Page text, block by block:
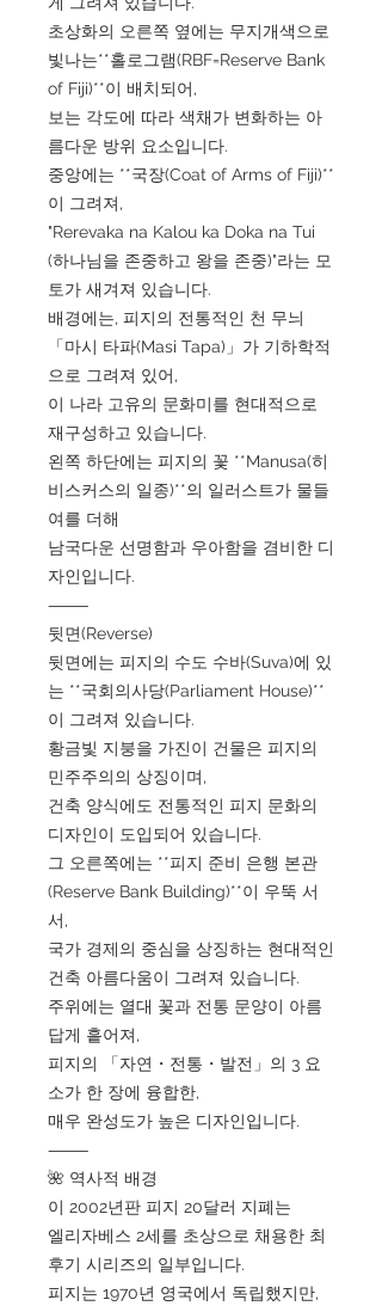
초상화의 오른쪽 옆에는 무지개색으로
빛나는**홀로그램(RBF=Reserve Bank
of Fiji)**이 배치되어,
보는 각도에 따라 색채가 변화하는 아
름다운 방위 요소입니다.
중앙에는 **국장(Coat of Arms of Fiji)**
이 그려져,
"Rerevaka na Kalou ka Doka na Tui
(하나님을 존중하고 왕을 존중)"라는 모
토가 새겨져 있습니다.
배경에는, 피지의 전통적인 천 무늬
「마시 타파(Masi Tapa)」가 기하학적
으로 그려져 있어,
이 나라 고유의 문화미를 현대적으로
재구성하고 있습니다.
왼쪽 하단에는 피지의 꽃 **Manusa(히
비스커스의 일종)**의 일러스트가 물들
여를 더해
남국다운 선명함과 우아함을 겸비한 디
자인입니다.
⸻
뒷면(Reverse)
뒷면에는 피지의 수도 수바(Suva)에 있
는 **국회의사당(Parliament House)**
이 그려져 있습니다.
황금빛 지붕을 가진이 건물은 피지의
민주주의의 상징이며,
건축 양식에도 전통적인 피지 문화의
디자인이 도입되어 있습니다.
그 오른쪽에는 **피지 준비 은행 본관
(Reserve Bank Building)**이 우뚝 서
서,
국가 경제의 중심을 상징하는 현대적인
건축 아름다움이 그려져 있습니다.
주위에는 열대 꽃과 전통 문양이 아름
답게 흩어져,
피지의 「자연・전통・발전」의 3 요
소가 한 장에 융합한,
매우 완성도가 높은 디자인입니다.
⸻
🌺 역사적 배경
이 2002년판 피지 20달러 지폐는
엘리자베스 2세를 초상으로 채용한 최
후기 시리즈의 일부입니다.
피지는 1970년 영국에서 독립했지만,